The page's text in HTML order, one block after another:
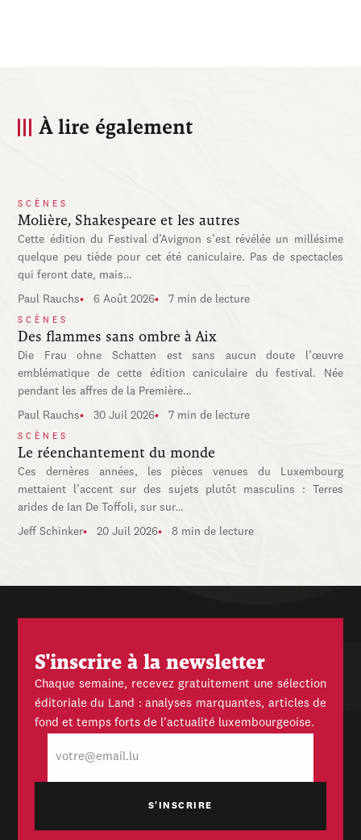
À lire également
SCÈNES
Molière, Shakespeare et les autres
Cette édition du Festival d’Avignon s’est révélée un millésime
quelque peu tiède pour cet été caniculaire. Pas de spectacles
qui feront date, mais…
Paul Rauchs 6 Août 2026 7 min de lecture
SCÈNES
Des flammes sans ombre à Aix
Die Frau ohne Schatten est sans aucun doute l’œuvre
emblématique de cette édition caniculaire du festival. Née
pendant les affres de la Première…
Paul Rauchs 30 Juil 2026 7 min de lecture
SCÈNES
Le réenchantement du monde
Ces dernères années, les pièces venues du Luxembourg
mettaient l’accent sur des sujets plutôt masculins : Terres
arides de Ian De Toffoli, sur sur…
Jeff Schinker 20 Juil 2026 8 min de lecture
S'inscrire à la newsletter
Chaque semaine, recevez gratuitement une sélection
éditoriale du Land : analyses marquantes, articles de
fond et temps forts de l'actualité luxembourgeoise.
mail